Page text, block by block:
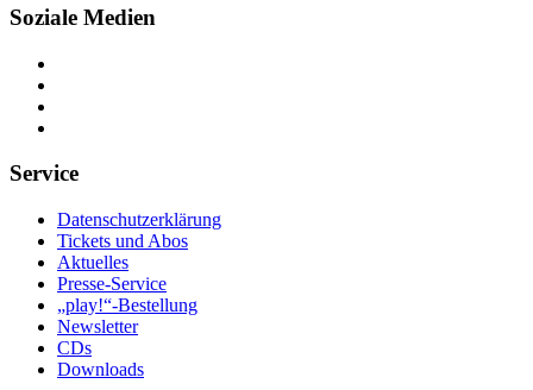
Soziale Medien
Service
Datenschutzerklärung
Tickets und Abos
Aktuelles
Presse-Service
„play!“-Bestellung
Newsletter
CDs
Downloads